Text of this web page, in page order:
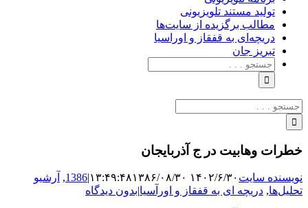
تولید مستند تلویزیونی
مطالب برگزیده از سایت‌ها
دریچه‌ای به قفقاز و اوراسیا
تبریزِ جان
جستجو
برای:
جستجو
برای:
خطرات وهابیت در ج آذربایجان
نویسنده سایت ۱۴۰۲/۶/۳۰ ۱۳:۴۹:۴۸ ۱۳۸۶/۰۸/۳۰ |
1386
, آرشیو
تحلیل‌ها, دریچه ای به قفقاز و اورآسیا|بدون دیدگاه